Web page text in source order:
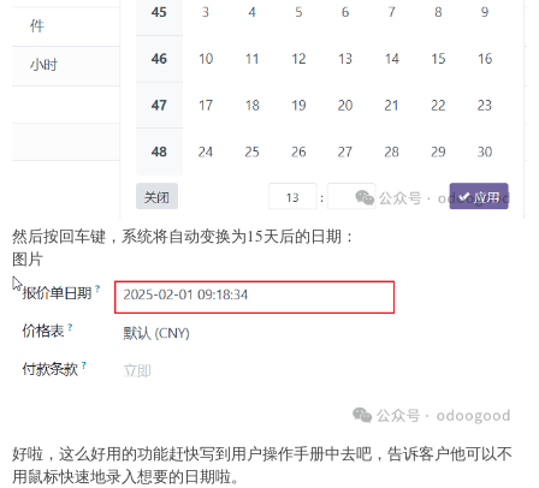
然后按回车键，系统将自动变换为15天后的日期：
图片
好啦，这么好用的功能赶快写到用户操作手册中去吧，告诉客户他可以不
用鼠标快速地录入想要的日期啦。